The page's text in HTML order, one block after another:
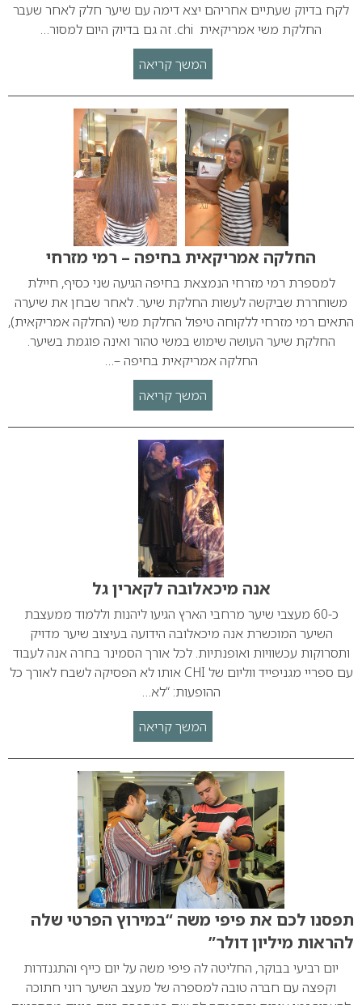
לקח בדיוק שעתיים אחריהם יצא דימה עם שיער חלק לאחר שעבר
החלקת משי אמריקאית chi. זה גם בדיוק היום למסור…
המשך קריאה
החלקה אמריקאית בחיפה – רמי מזרחי
למספרת רמי מזרחי הנמצאת בחיפה הגיעה שני כסיף, חיילת
משוחררת שביקשה לעשות החלקת שיער. לאחר שבחן את שיערה
התאים רמי מזרחי ללקוחה טיפול החלקת משי (החלקה אמריקאית),
החלקת שיער העושה שימוש במשי טהור ואינה פוגמת בשיער.
החלקה אמריקאית בחיפה –…
המשך קריאה
אנה מיכאלובה לקארין גל
כ-60 מעצבי שיער מרחבי הארץ הגיעו ליהנות וללמוד ממעצבת
השיער המוכשרת אנה מיכאלובה הידועה בעיצוב שיער מדויק
ותסרוקות עכשוויות ואופנתיות. לכל אורך הסמינר בחרה אנה לעבוד
עם ספריי מגניפייד ווליום של CHI אותו לא הפסיקה לשבח לאורך כל
ההופעות: “לא…
המשך קריאה
תפסנו לכם את פיפי משה “במירוץ הפרטי שלה
להראות מיליון דולר”
יום רביעי בבוקר, החליטה לה פיפי משה על יום כייף והתגנדרות
וקפצה עם חברה טובה למספרה של מעצב השיער רוני חתוכה